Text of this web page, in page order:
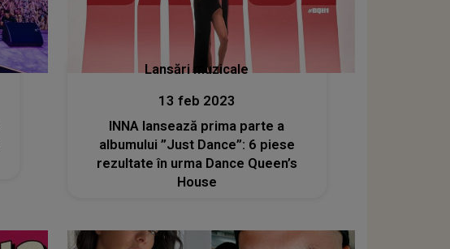
Lansări muzicale
13 feb 2023
INNA lansează prima parte a
albumului ”Just Dance”: 6 piese
rezultate în urma Dance Queen’s
House